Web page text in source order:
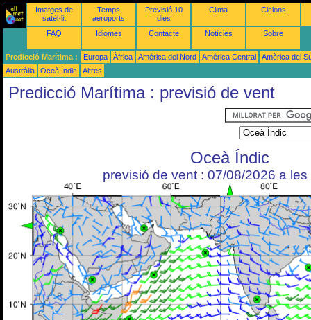
Imatges de
satèl·lit
Temps
aeroports
Previsió 10
dies
Clima Ciclons
FAQ Idiomes Contacte Notícies Sobre
Predicció Marítima : Europa Àfrica Amèrica del Nord Amèrica Central
Amèrica del
Austràlia
Oceà Índic Altres
Predicció Marítima : previsió de vent
Oceà Índic
previsió de vent : 07/08/2026 a les